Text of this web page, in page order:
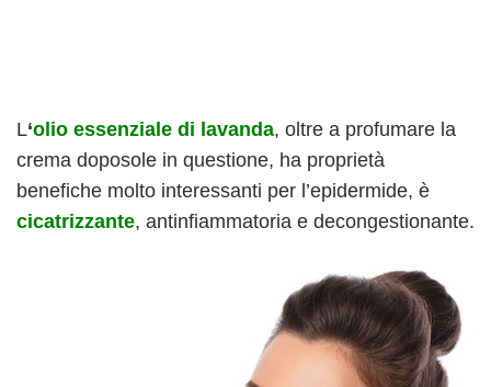
L‘olio essenziale di lavanda, oltre a profumare la
crema doposole in questione, ha proprietà
benefiche molto interessanti per l’epidermide, è
cicatrizzante, antinfiammatoria e decongestionante.